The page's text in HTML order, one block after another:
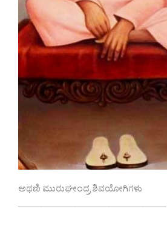
ಅಥಣಿ ಮುರುಘೕಂದ್ರ ಶಿವಯೋಗಿಗಳು
___________________________________